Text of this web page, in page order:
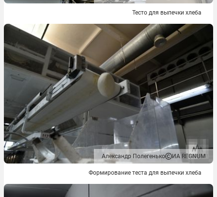
Тесто для выпечки хлеба
Александр Полегенько ИА REGNUM
Формирование теста для выпечки хлеба